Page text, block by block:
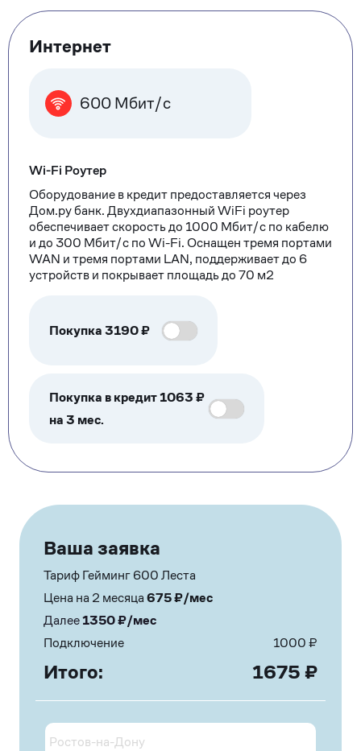
Тарифные
опции
Интернет
600 Мбит/с
Wi-Fi Роутер
Оборудование в кредит предоставляется через
Дом.ру банк. Двухдиапазонный WiFi роутер
обеспечивает скорость до 1000 Мбит/с по кабелю
и до 300 Мбит/с по Wi-Fi. Оснащен тремя портами
WAN и тремя портами LAN, поддерживает до 6
устройств и покрывает площадь до 70 м2
Покупка3190₽
Покупка в кредит 1063 ₽
на 3 мес.
Ваша заявка
Тариф Гейминг 600 Леста
Цена на 2 месяца675₽/мес
Далее1350₽/мес
Подключение
1000₽
Итого: 1675 ₽